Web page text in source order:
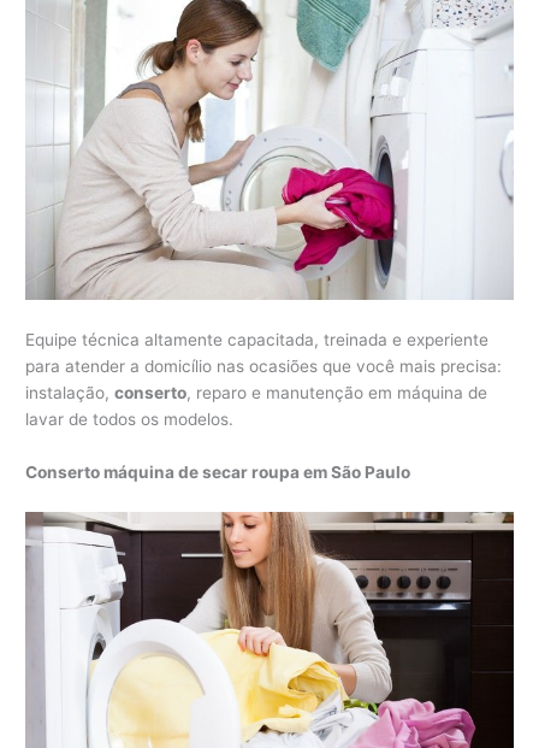
Equipe técnica altamente capacitada, treinada e experiente
para atender a domicílio nas ocasiões que você mais precisa:
instalação,conserto, reparo e manutenção em máquina de
lavar de todos os modelos.
Conserto máquina de secar roupa em São Paulo